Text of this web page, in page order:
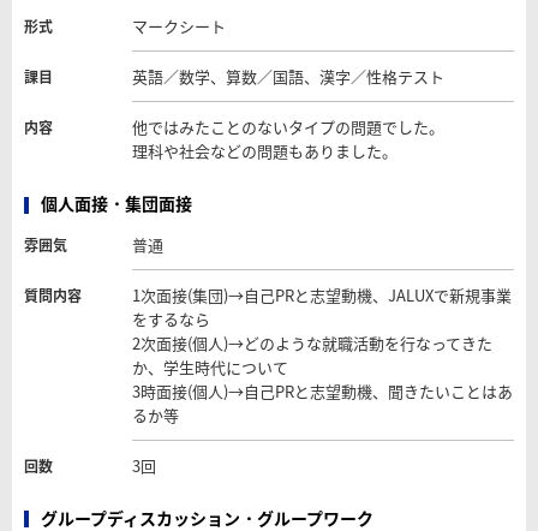
形式 マークシート
課目 英語／数学、算数／国語、漢字／性格テスト
内容
他ではみたことのないタイプの問題でした。
理科や社会などの問題もありました。
個人面接・集団面接
雰囲気 普通
質問内容
1次面接(集団)→自己PRと志望動機、JALUXで新規事業
をするなら
2次面接(個人)→どのような就職活動を行なってきた
か、学生時代について
3時面接(個人)→自己PRと志望動機、聞きたいことはあ
るか等
回数 3回
グループディスカッション・グループワーク